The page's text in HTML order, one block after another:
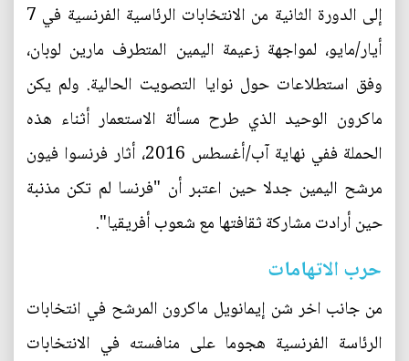
إلى الدورة الثانية من الانتخابات الرئاسية الفرنسية في 7
أيار/مايو، لمواجهة زعيمة اليمين المتطرف مارين لوبان،
وفق استطلاعات حول نوايا التصويت الحالية. ولم يكن
ماكرون الوحيد الذي طرح مسألة الاستعمار أثناء هذه
الحملة ففي نهاية آب/أغسطس 2016، أثار فرنسوا فيون
مرشح اليمين جدلا حين اعتبر أن "فرنسا لم تكن مذنبة
حين أرادت مشاركة ثقافتها مع شعوب أفريقيا".
حرب الاتهامات
من جانب اخر شن إيمانويل ماكرون المرشح في انتخابات
الرئاسة الفرنسية هجوما على منافسته في الانتخابات